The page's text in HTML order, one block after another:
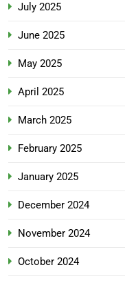
July 2025
June 2025
May 2025
April 2025
March 2025
February 2025
January 2025
December 2024
November 2024
October 2024